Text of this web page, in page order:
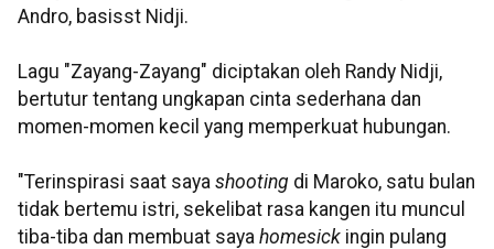
Andro, basisst Nidji.
Lagu "Zayang-Zayang" diciptakan oleh Randy Nidji,
bertutur tentang ungkapan cinta sederhana dan
momen-momen kecil yang memperkuat hubungan.
"Terinspirasi saat saya shooting di Maroko, satu bulan
tidak bertemu istri, sekelibat rasa kangen itu muncul
tiba-tiba dan membuat saya homesick ingin pulang